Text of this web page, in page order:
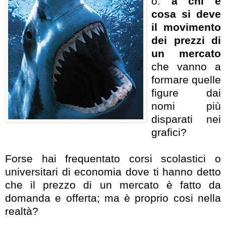
cosa si deve
il movimento
dei prezzi di
un mercato
che vanno a
formare quelle
figure dai
nomi più
disparati nei
grafici?
Forse hai frequentato corsi scolastici o
universitari di economia dove ti hanno detto
che il prezzo di un mercato è fatto da
domanda e offerta; ma è proprio cosi nella
realtà?